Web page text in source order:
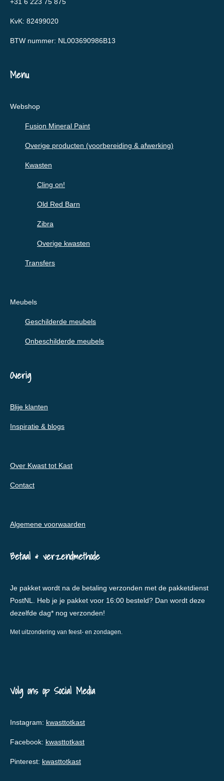
KvK: 82499020
BTW nummer: NL003690986B13
Menu
Webshop
Fusion Mineral Paint
Overige producten (voorbereiding & afwerking)
Kwasten
Cling on!
Old Red Barn
Zibra
Overige kwasten
Transfers
Meubels
Geschilderde meubels
Onbeschilderde meubels
Overig
Blije klanten
Inspiratie & blogs
Over Kwast tot Kast
Contact
Algemene voorwaarden
Betaal & verzendmethode
Je pakket wordt na de betaling verzonden met de pakketdienst
PostNL. Heb je je pakket voor 16:00 besteld? Dan wordt deze
dezelfde dag* nog verzonden!
Met uitzondering van feest- en zondagen.
Volg ons op Social Media
Instagram: kwasttotkast
Facebook: kwasttotkast
Pinterest: kwasttotkast